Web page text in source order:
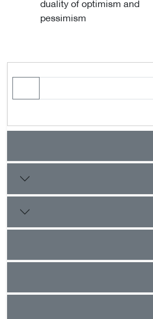
pessimism